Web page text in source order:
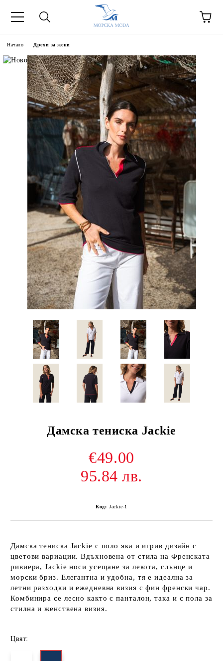
Начало Дрехи за жени
Дамска тениска Jackie
€49.00
95.84 лв.
Код: Jackie-1
Дамска тениска Jackie с поло яка и игрив дизайн с
цветови вариации. Вдъхновена от стила на Френската
ривиера, Jackie носи усещане за лекота, слънце и
морски бриз. Елегантна и удобна, тя е идеална за
летни разходки и ежедневна визия с фин френски чар.
Комбинира се лесно както с панталон, така и с пола за
стилна и женствена визия.
Цвят: